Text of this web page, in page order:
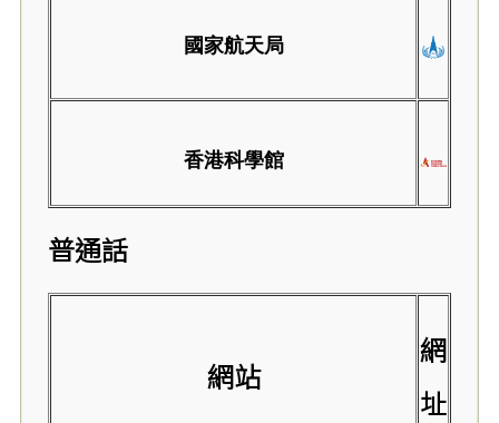
國家航天局
香港科學館
普通話
網站
網
址